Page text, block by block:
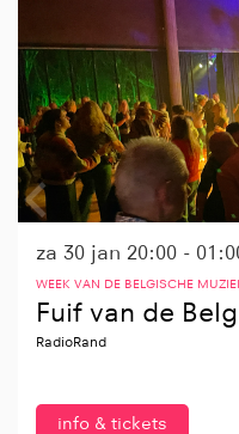
Fuif van de
RadioRand
WEEK VAN DE BELGISCHE
za 30 jan 20:00 -
info & tickets